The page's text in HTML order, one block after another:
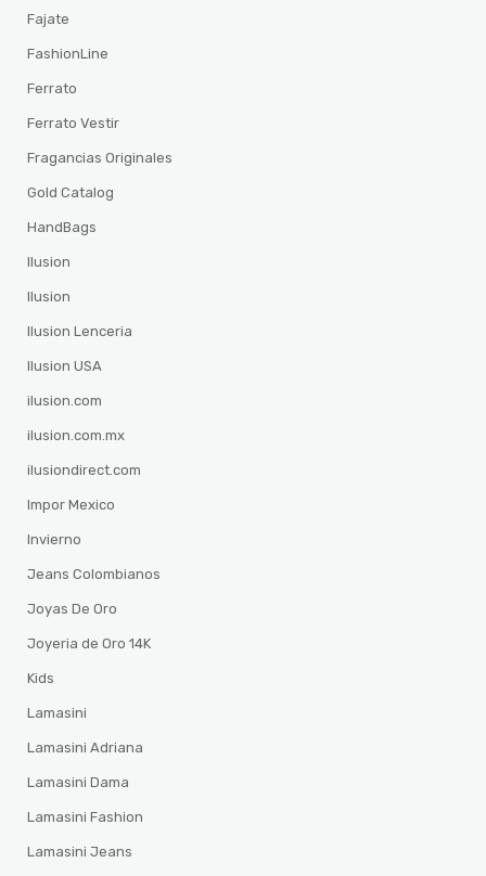
Fajate
FashionLine
Ferrato
Ferrato Vestir
Fragancias Originales
Gold Catalog
HandBags
Ilusion
Ilusion
Ilusion Lenceria
Ilusion USA
ilusion.com
ilusion.com.mx
ilusiondirect.com
Impor Mexico
Invierno
Jeans Colombianos
Joyas De Oro
Joyeria de Oro 14K
Kids
Lamasini
Lamasini Adriana
Lamasini Dama
Lamasini Fashion
Lamasini Jeans